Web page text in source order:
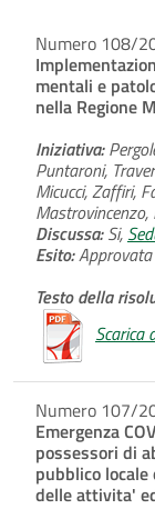
Numero 108/
mentali e
nella Regione
Iniziativa:
Puntaroni,
Micucci, Zaffiri,
Mastrovincenzo,
Discussa:Si,
Esito:Approvata
Testo della
Scarica
Numero 107/
Emergenza
possessori di
pubblico
delle attivita'